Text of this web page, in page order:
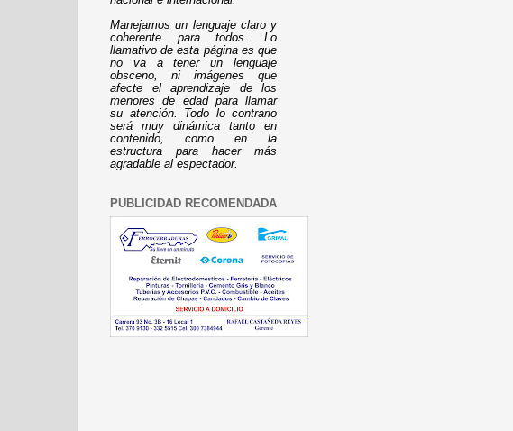
Manejamos un lenguaje claro y
coherente para todos. Lo
llamativo de esta página es que
no va a tener un lenguaje
obsceno, ni imágenes que
afecte el aprendizaje de los
menores de edad para llamar
su atención. Todo lo contrario
será muy dinámica tanto en
contenido, como en la
estructura para hacer más
agradable al espectador.
PUBLICIDAD RECOMENDADA